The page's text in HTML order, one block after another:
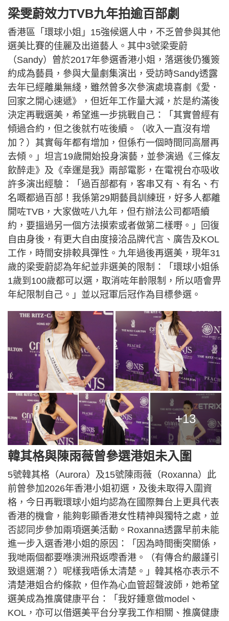
梁雯蔚效力TVB九年拍逾百部劇
香港區「環球小姐」15強候選人中，不乏曾參與其他
選美比賽的佳麗及出道藝人。其中3號梁雯蔚
（Sandy）曾於2017年參選香港小姐，落選後仍獲簽
約成為藝員，參與大量劇集演出，受訪時Sandy透露
去年已經離巢無綫，雖然曾多次參演處境喜劇《愛．
回家之開心速遞》，但近年工作量大減，於是約滿後
決定再戰選美，希望進一步挑戰自己：「其實曾經有
傾過合約，但之後就冇咗後續。（收入一直沒有增
加？）其實每年都有增加，但係冇一個時間同高層再
去傾。」坦言19歲開始投身演藝，並參演過《三條友
飲醉走》及《幸運是我》兩部電影，在電視台亦吸收
許多演出經驗：「過百部都有，客串又有、有名、冇
名嘅都過百部！我係第29期藝員訓練班，好多人都離
開咗TVB，大家做咗八九年，但冇辦法公司都唔續
約，要搵過另一個方法摸索或者做第二樣嘢。」回復
自由身後，有更大自由度接洽品牌代言、廣告及KOL
工作，時間安排較具彈性。九年過後再選美，現年31
歲的梁雯蔚認為年紀並非選美的限制：「環球小姐係
1歲到100歲都可以選，取消咗年齡限制，所以唔會畀
年紀限制自己。」並以冠軍后冠作為目標參選。
+13
韓其格與陳雨薇曾參選港姐未入圍
5號韓其格（Aurora）及15號陳雨薇（Roxanna）此
前曾參加2026年香港小姐初選，及後未取得入圍資
格，今日再戰環球小姐均認為在國際舞台上更具代表
香港的機會，能夠彰顯香港女性精神與獨特之處，並
否認同步參加兩項選美活動。Roxanna透露早前未能
進一步入選香港小姐的原因：「因為時間衝突關係，
我哋兩個都要喺澳洲飛返嚟香港。（有傳合約嚴謹引
致退選潮？）呢樣我唔係太清楚。」韓其格亦表示不
清楚港姐合約條款，但作為心血管超聲波師，她希望
選美成為推廣健康平台：「我好鍾意做model、
KOL，亦可以借選美平台分享我工作相關、推廣健康